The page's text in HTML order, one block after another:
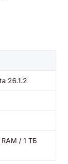
26.1.2
/ 1 ТБ